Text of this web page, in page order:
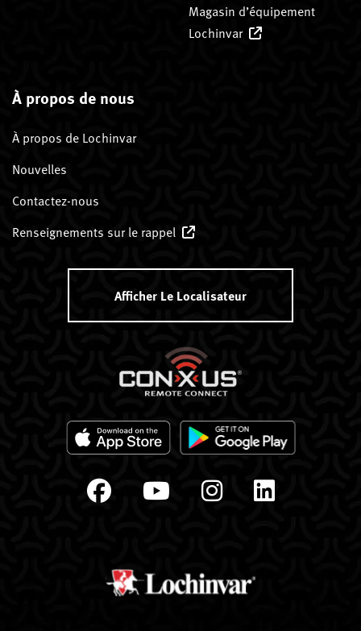
Magasin d’équipement
Lochinvar
À propos de nous
À propos de Lochinvar
Nouvelles
Contactez-nous
Renseignements sur le rappel
Afficher Le Localisateur